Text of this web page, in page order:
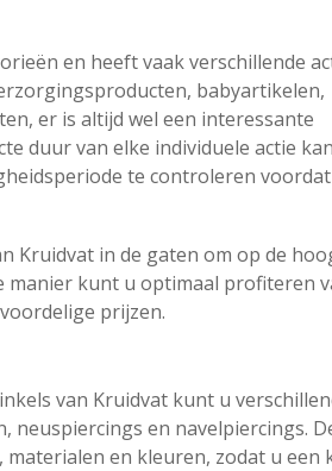
en heeft vaak verschillende
babyartikelen,
er is altijd wel een interessante
duur van elke individuele actie kan
te controleren
Kruidvat in de gaten om op de
manier kunt u optimaal profiteren
prijzen.
van Kruidvat kunt u
en navelpiercings.
en kleuren, zodat u een